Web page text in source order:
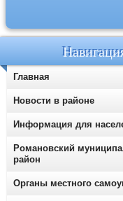
Главная
Новости в районе
Информация для
Романовский
район
Органы местного